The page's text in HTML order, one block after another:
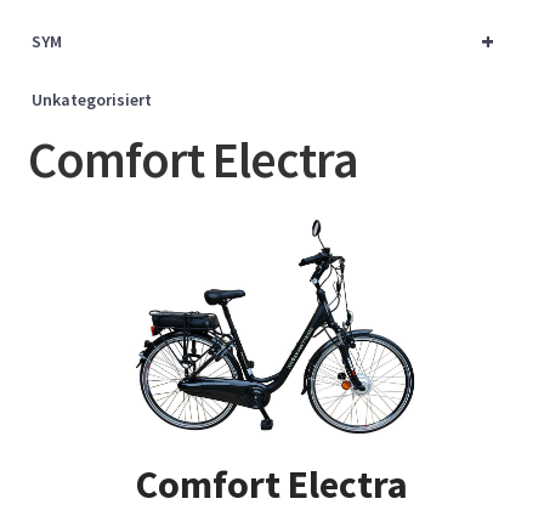
+
SYM
Unkategorisiert
Comfort Electra
Comfort Electra